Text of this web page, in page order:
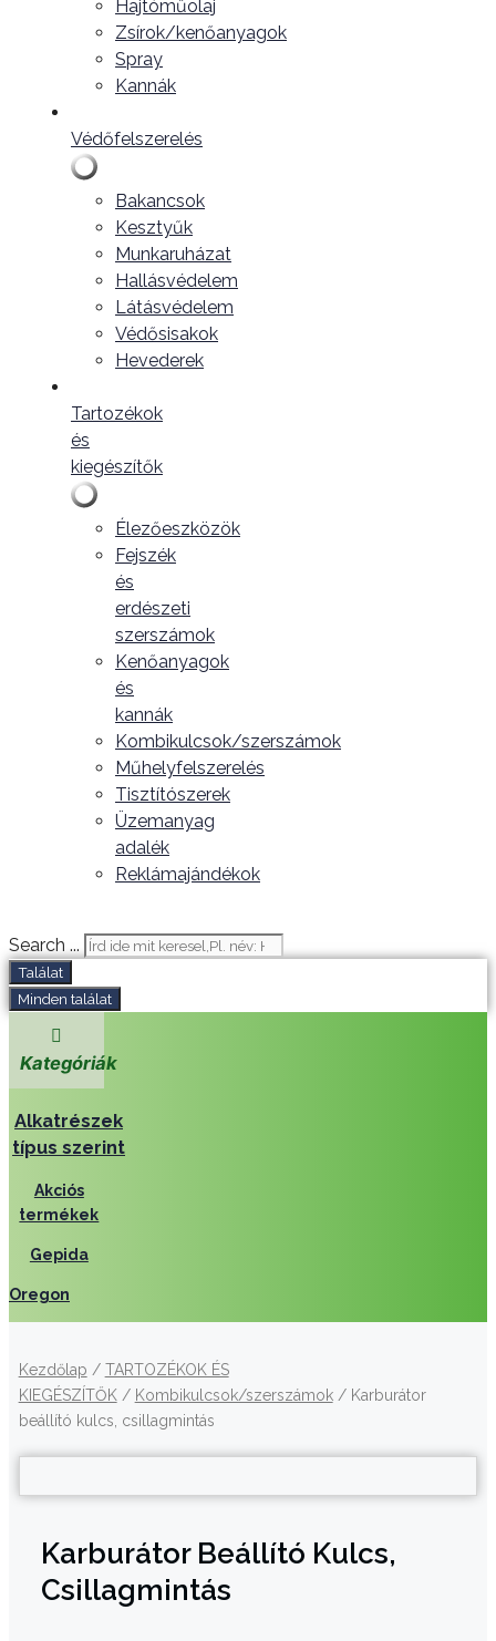
Hajtóműolaj
Zsírok/kenőanyagok
Spray
Kannák
Védőfelszerelés
Bakancsok
Kesztyűk
Munkaruházat
Hallásvédelem
Látásvédelem
Védősisakok
Hevederek
Tartozékok
és
kiegészítők
Élezőeszközök
Fejszék
és
erdészeti
szerszámok
Kenőanyagok
és
kannák
Kombikulcsok/szerszámok
Műhelyfelszerelés
Tisztítószerek
Üzemanyag
adalék
Reklámajándékok
Search ...
Találat
Minden találat
Kategóriák
Alkatrészek
típus szerint
Akciós
termékek
Gepida
Oregon
Kezdőlap / TARTOZÉKOK ÉS
KIEGÉSZÍTŐK / Kombikulcsok/szerszámok/ Karburátor
beállító kulcs, csillagmintás
Karburátor Beállító Kulcs,
Csillagmintás